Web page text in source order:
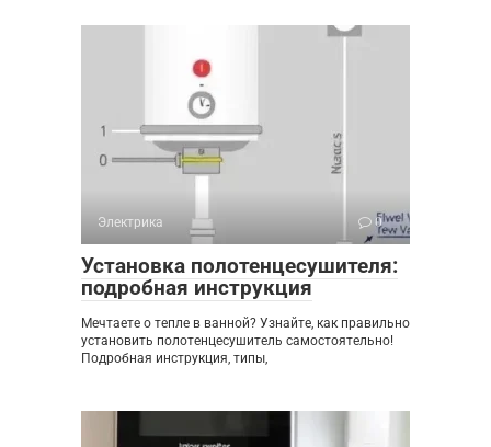
Электрика 0
Установка полотенцесушителя:
подробная инструкция
Мечтаете о тепле в ванной? Узнайте, как правильно
установить полотенцесушитель самостоятельно!
Подробная инструкция, типы,